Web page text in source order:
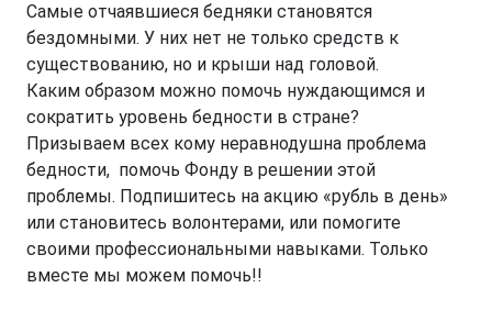
Самые отчаявшиеся бедняки становятся
бездомными. У них нет не только средств к
существованию, но и крыши над головой.
Каким образом можно помочь нуждающимся и
сократить уровень бедности в стране?
Призываем всех кому неравнодушна проблема
бедности, помочь Фонду в решении этой
проблемы. Подпишитесь на акцию «рубль в день»
или становитесь волонтерами, или помогите
своими профессиональными навыками. Только
вместе мы можем помочь!!